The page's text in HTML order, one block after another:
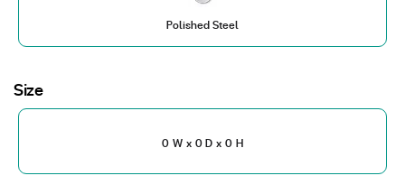
Polished Steel
Size
0 W x 0 D x 0 H